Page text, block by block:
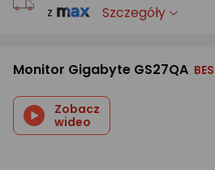
z
Szczegóły
Monitor Gigabyte GS27QA
Zobacz
wideo